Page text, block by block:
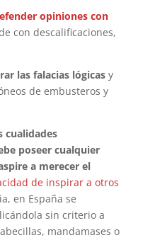
opiniones con
con descalificaciones,
las falacias lógicas y
de embusteros y
cualidades
poseer cualquier
a merecer el
de inspirar a otros
en España se
sin criterio a
mandamases o